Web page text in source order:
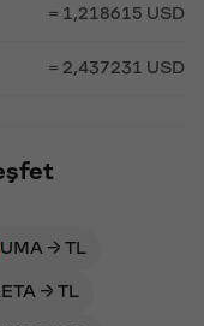
= 1,218615 USD
= 2,437231 USD
UMA → TL
→ TL